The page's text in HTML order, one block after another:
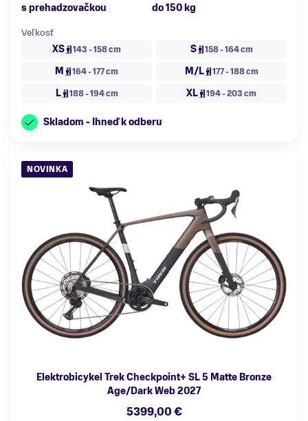
s prehadzovačkou
do 150 kg
Veľkosť
XS
143 - 158 cm S 158 - 164 cm
M 164 - 177 cm M/L 177 - 188 cm
L 188 - 194 cm XL 194 - 203 cm
Skladom - Ihneď k odberu
NOVINKA
Elektrobicykel Trek Checkpoint+ SL 5 Matte Bronze
Age/Dark Web 2027
5399,00 €